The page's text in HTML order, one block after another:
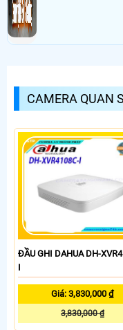
CAMERA QUAN
ĐẦU GHI DAHUA DH-
I
Giá: 3,830,000 ₫
3,830,000 ₫